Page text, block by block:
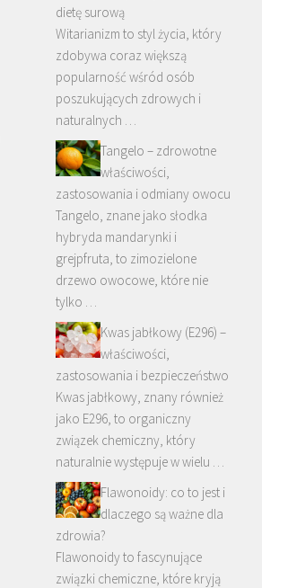
dietę surową
Witarianizm to styl życia, który
zdobywa coraz większą
popularność wśród osób
poszukujących zdrowych i
naturalnych …
Tangelo – zdrowotne
właściwości,
zastosowania i odmiany owocu
Tangelo, znane jako słodka
hybryda mandarynki i
grejpfruta, to zimozielone
drzewo owocowe, które nie
tylko …
Kwas jabłkowy (E296) –
właściwości,
zastosowania i bezpieczeństwo
Kwas jabłkowy, znany również
jako E296, to organiczny
związek chemiczny, który
naturalnie występuje w wielu …
Flawonoidy: co to jest i
dlaczego są ważne dla
zdrowia?
Flawonoidy to fascynujące
związki chemiczne, które kryją